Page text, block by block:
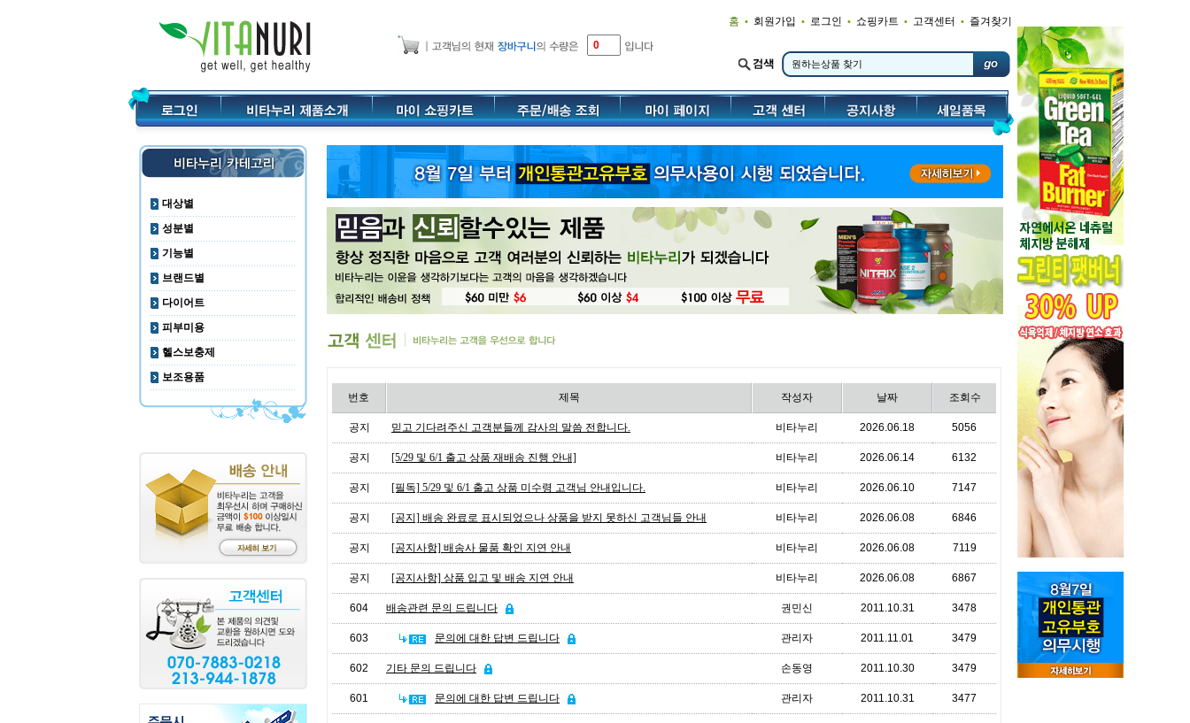
홈 • 회원가입 • 로그인 • 쇼핑카트 • 고객센터 • 즐겨찾기
대상별
성분별
기능별
브랜드별
다이어트
피부미용
헬스보충제
보조용품
번호
제목 작성자 날짜 조회수
공지 믿고 기다려주신 고객분들께 감사의 말씀 전합니다. 비타누리 2026.06.18 5056
공지 [5/29 및 6/1 출고 상품 재배송 진행 안내] 비타누리 2026.06.14 6132
공지 [필독] 5/29 및 6/1 출고 상품 미수령 고객님 안내입니다. 비타누리 2026.06.10 7147
공지 [공지] 배송 완료로 표시되었으나 상품을 받지 못하신 고객님들 안내 비타누리 2026.06.08 6846
공지 [공지사항] 배송사 물품 확인 지연 안내 비타누리 2026.06.08 7119
공지 [공지사항] 상품 입고 및 배송 지연 안내 비타누리 2026.06.08 6867
604 배송관련 문의 드립니다 권민신 2011.10.31 3478
603 문의에 대한 답변 드립니다 관리자 2011.11.01 3479
602 기타 문의 드립니다 손동영 2011.10.30 3479
601 문의에 대한 답변 드립니다 관리자 2011.10.31 3477